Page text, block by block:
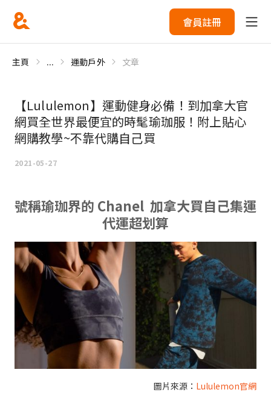
會員註冊
主頁 ... 運動戶外 文章
【Lululemon】運動健身必備！到加拿大官
網買全世界最便宜的時髦瑜珈服！附上貼心
網購教學~不靠代購自己買
2021-05-27
號稱瑜珈界的 Chanel 加拿大買自己集運
代運超划算
圖片來源： Lululemon官網